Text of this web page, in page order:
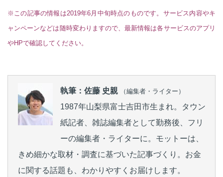
※この記事の情報は2019年6月中旬時点のものです。サービス内容やキ
ャンペーンなどは随時変わりますので、最新情報は各サービスのアプリ
やHPで確認してください。
執筆：佐藤 史親 （編集者・ライター）
1987年山梨県富士吉田市生まれ。タウン
紙記者、雑誌編集者として勤務後、フリ
ーの編集者・ライターに。モットーは、
きめ細かな取材・調査に基づいた記事づくり。お金
に関する話題も、わかりやすくお届けします。